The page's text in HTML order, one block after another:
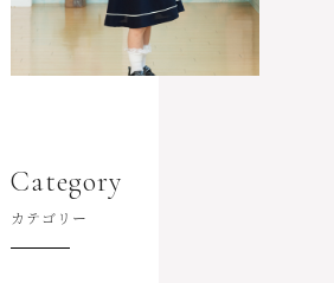
Category
カテゴリー